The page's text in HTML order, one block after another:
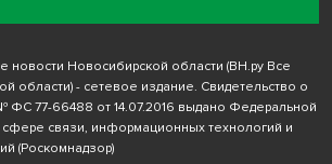
новости Новосибирской области (ВН.ру Все
области) - сетевое издание. Свидетельство о
ФС 77-66488 от 14.07.2016 выдано Федеральной
связи, информационных технологий и
(Роскомнадзор)